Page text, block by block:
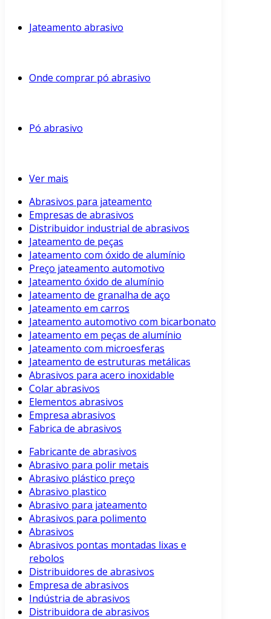
Jateamento abrasivo
Onde comprar pó abrasivo
Pó abrasivo
Ver mais
Abrasivos para jateamento
Empresas de abrasivos
Distribuidor industrial de abrasivos
Jateamento de peças
Jateamento com óxido de alumínio
Preço jateamento automotivo
Jateamento óxido de alumínio
Jateamento de granalha de aço
Jateamento em carros
Jateamento automotivo com bicarbonato
Jateamento em peças de alumínio
Jateamento com microesferas
Jateamento de estruturas metálicas
Abrasivos para acero inoxidable
Colar abrasivos
Elementos abrasivos
Empresa abrasivos
Fabrica de abrasivos
Fabricante de abrasivos
Abrasivo para polir metais
Abrasivo plástico preço
Abrasivo plastico
Abrasivo para jateamento
Abrasivos para polimento
Abrasivos
Abrasivos pontas montadas lixas e
rebolos
Distribuidores de abrasivos
Empresa de abrasivos
Indústria de abrasivos
Distribuidora de abrasivos